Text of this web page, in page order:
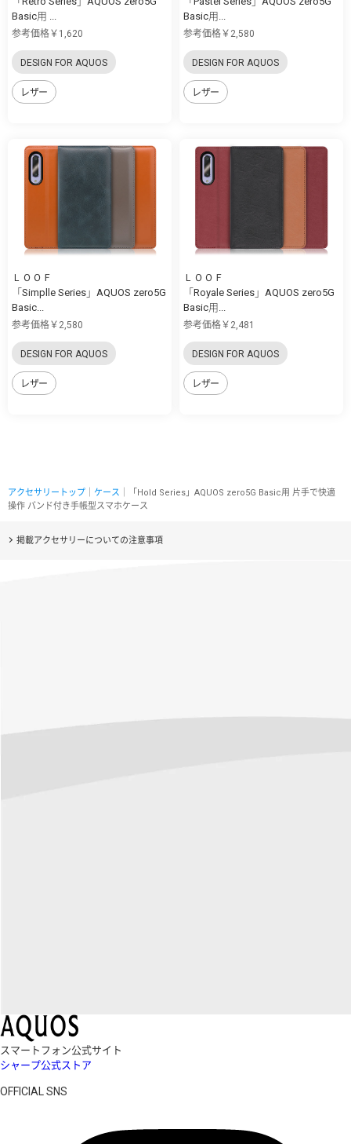
Basic用 ...
参考価格￥1,620
DESIGN FOR AQUOS
レザー
Basic用...
参考価格￥2,580
DESIGN FOR AQUOS
レザー
ＬＯＯＦ
「Simplle Series」AQUOS zero5G
Basic...
参考価格￥2,580
DESIGN FOR AQUOS
レザー
ＬＯＯＦ
「Royale Series」AQUOS zero5G
Basic用...
参考価格￥2,481
DESIGN FOR AQUOS
レザー
アクセサリートップ ケース ｜「Hold Series」AQUOS zero5G Basic用 片手で快適
操作 バンド付き手帳型スマホケース
掲載アクセサリーについての注意事項
スマートフォン公式サイト
シャープ公式ストア
OFFICIAL SNS